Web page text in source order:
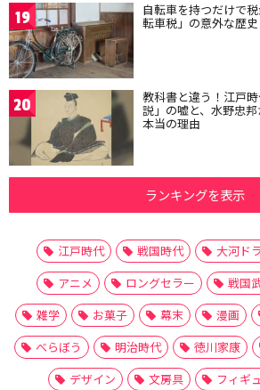
19 自転車を持つだけで
転車税」の意外な歴
20 教科書と違う！江戸
説」の嘘と、水野忠
本当の理由
ランキングを表示
江戸時代 戦国時代 大河ド
アニメ
ロングセラー 戦国
雑学
お菓子 幕末 漫画
べらぼう
明治時代 徳川家康
デザイン
文房具 フィギ